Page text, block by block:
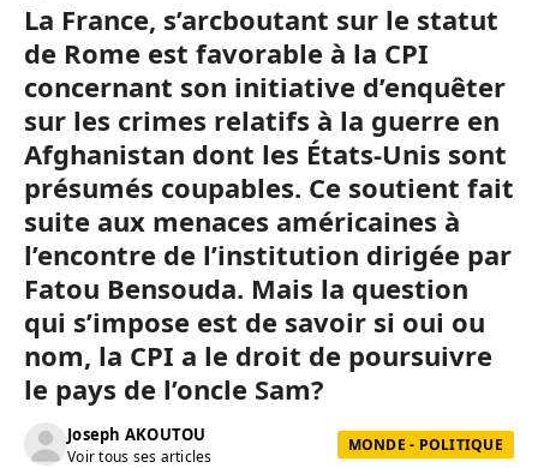
La France, s’arcboutant sur le statut
de Rome est favorable à la CPI
concernant son initiative d’enquêter
sur les crimes relatifs à la guerre en
Afghanistan dont les États-Unis sont
présumés coupables. Ce soutient fait
suite aux menaces américaines à
l’encontre de l’institution dirigée par
Fatou Bensouda. Mais la question
qui s’impose est de savoir si oui ou
nom, la CPI a le droit de poursuivre
le pays de l’oncle Sam?
Joseph AKOUTOU
Voir tous ses articles
MONDE - POLITIQUE